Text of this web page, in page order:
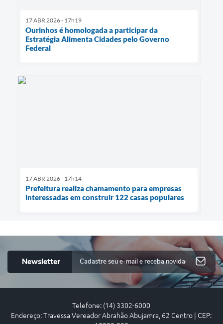
17 ABR 2026 - 17h19
Ourinhos é homologada a participar da
Estratégia Alimenta Cidades pelo Governo
Federal
17 ABR 2026 - 17h14
Prefeitura realiza chamamento para empresas
interessadas em construir 122 casas populares
Newsletter
Telefone: (14) 3302-6000
Endereço: Travessa Vereador Abrahão Abujamra, 62 Centro | CEP: